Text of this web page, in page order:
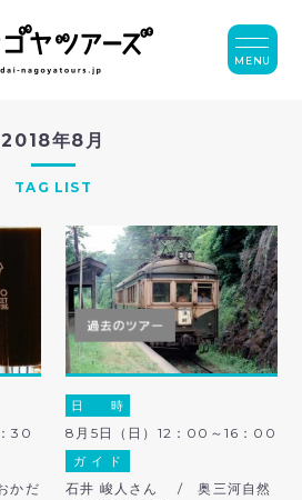
2018年8月
TAG LIST
30
かだ
日 時
8月5日（日）12：00～16：00
ガ イ ド
石井 峻人さん / 奥三河自然
MENU